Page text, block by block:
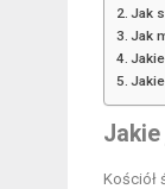
Jak
Jak
Kościół